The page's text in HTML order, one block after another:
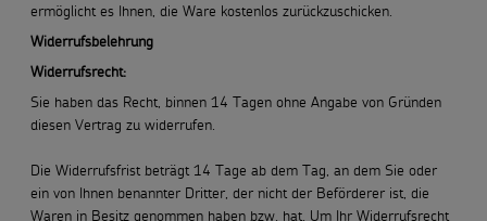
ermöglicht es Ihnen, die Ware kostenlos zurückzuschicken.
Widerrufsbelehrung
Widerrufsrecht:
Sie haben das Recht, binnen 14 Tagen ohne Angabe von Gründen
diesen Vertrag zu widerrufen.
Die Widerrufsfrist beträgt 14 Tage ab dem Tag, an dem Sie oder
ein von Ihnen benannter Dritter, der nicht der Beförderer ist, die
Waren in Besitz genommen haben bzw. hat. Um Ihr Widerrufsrecht